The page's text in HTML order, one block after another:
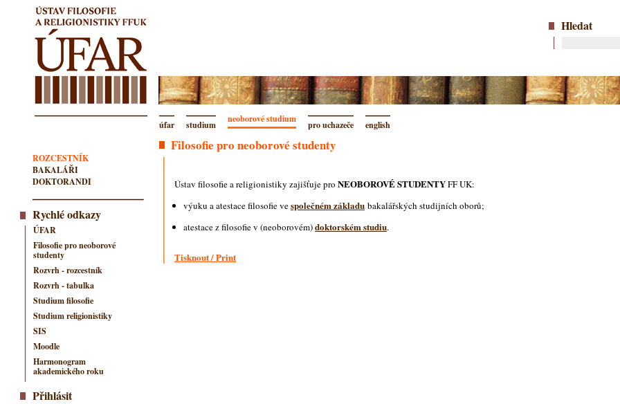
Hledat
úfar studium
neoborové studium
pro uchazeče english
Filosofie pro neoborové studenty
Ústav filosofie a religionistiky zajišťuje pro NEOBOROVÉ STUDENTYFF UK:
výuku a atestace filosofie vespolečném základu bakalářských studijních oborů;
atestace z filosofie v (neoborovém)doktorském studiu.
Tisknout / Print
ROZCESTNÍK
BAKALÁŘI
DOKTORANDI
Rychlé odkazy
ÚFAR
Filosofie pro neoborové
studenty
Rozvrh - rozcestník
Rozvrh - tabulka
Studium filosofie
Studium religionistiky
SIS
Moodle
Harmonogram
akademického roku
Přihlásit